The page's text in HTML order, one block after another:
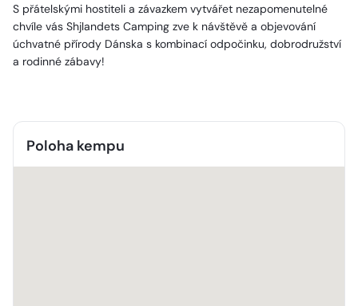
S přátelskými hostiteli a závazkem vytvářet nezapomenutelné
chvíle vás Shjlandets Camping zve k návštěvě a objevování
úchvatné přírody Dánska s kombinací odpočinku, dobrodružství
a rodinné zábavy!
Poloha kempu